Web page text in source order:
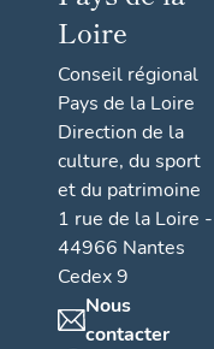
Loire
Conseil régional
Pays de la Loire
Direction de la
culture, du sport
et du patrimoine
1 rue de la Loire -
44966 Nantes
Cedex 9
Nous
contacter